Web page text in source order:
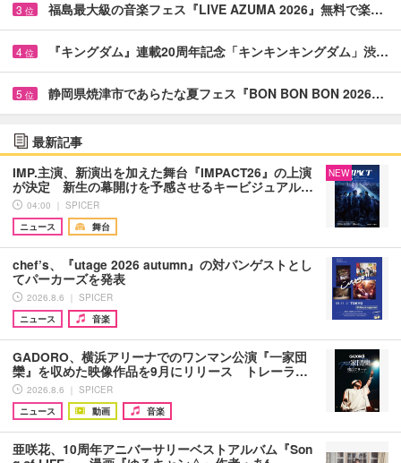
3 位 福島最大級の音楽フェス『LIVE AZUMA 2026』無料で楽…
4 位 『キングダム』連載20周年記念「キンキンキングダム」渋…
5 位 静岡県焼津市であらたな夏フェス『BON BON BON 2026…
最新記事
IMP.主演、新演出を加えた舞台『IMPACT26』の上演
が決定 新生の幕開けを予感させるキービジュアル…
04:00 ｜ SPICER
ニュース
舞台
NEW
chef’s、『utage 2026 autumn』の対バンゲストとし
てパーカーズを発表
2026.8.6 ｜ SPICER
ニュース
音楽
GADORO、横浜アリーナでのワンマン公演『一家団
欒』を収めた映像作品を9月にリリース トレーラ…
2026.8.6 ｜ SPICER
ニュース
動画 音楽
亜咲花、10周年アニバーサリーベストアルバム『Son